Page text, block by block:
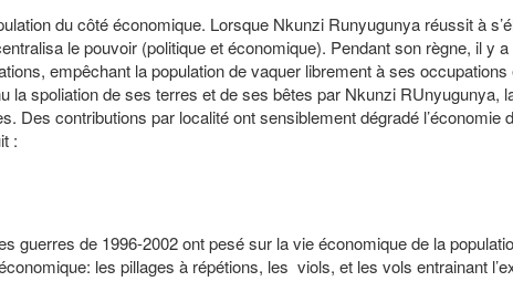
du côté économique. Lorsque Nkunzi Runyugunya réussit à
le pouvoir (politique et économique). Pendant son règne, il y a
empêchant la population de vaquer librement à ses occupations
la spoliation de ses terres et de ses bêtes par Nkunzi RUnyugunya,
Des contributions par localité ont sensiblement dégradé l’économie
:
guerres de 1996-2002 ont pesé sur la vie économique de la
les pillages à répétions, les viols, et les vols entrainant